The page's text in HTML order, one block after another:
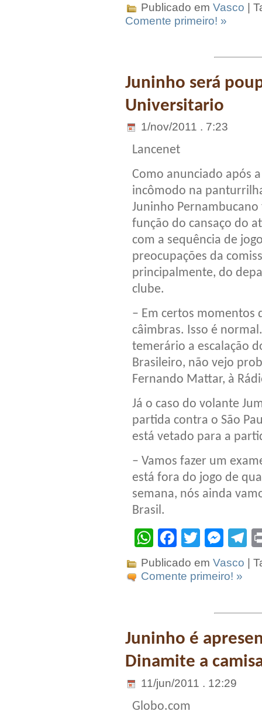
Publicado em Vasco |
Comente primeiro! »
Juninho será
Universitario
1/nov/2011 . 7:23
Lancenet
Como anunciado após
incômodo na
Juninho
função do cansaço do
com a sequência de
preocupações da
principalmente, do
clube.
– Em certos momentos
câimbras. Isso é
temerário a escalação
Brasileiro, não vejo
Fernando Mattar, à
Já o caso do volante
partida contra o São
está vetado para a
– Vamos fazer um
está fora do jogo de
semana, nós ainda
Brasil.
WhatsApp
Facebook
Twitter
Publicado em Vasco |
Comente primeiro! »
Juninho é
Dinamite a
11/jun/2011 . 12:29
Globo.com